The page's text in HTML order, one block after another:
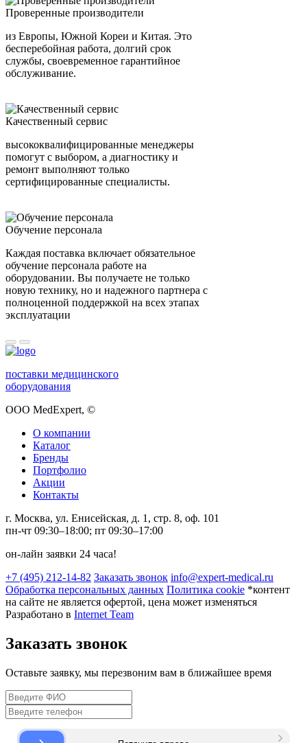
Проверенные производители
из Европы, Южной Кореи и Китая. Это
бесперебойная работа, долгий срок
службы, своевременное гарантийное
обслуживание.
Качественный сервис
высококвалифицированные менеджеры
помогут с выбором, а диагностику и
ремонт выполняют только
сертифицированные специалисты.
Обучение персонала
Каждая поставка включает обязательное
обучение персонала работе на
оборудовании. Вы получаете не только
новую технику, но и надежного партнера с
полноценной поддержкой на всех этапах
эксплуатации
поставки медицинского
оборудования
ООО MedExpert, ©
О компании
Каталог
Бренды
Портфолио
Акции
Контакты
г. Москва, ул. Енисейская, д. 1, стр. 8, оф. 101
пн-чт 09:30–18:00; пт 09:30–17:00
он-лайн заявки 24 часа!
+7 (495) 212-14-82 Заказать звонок info@expert-medical.ru
Обработка персональных данных Политика cookie *контент
на сайте не является офертой, цена может изменяться
Разработано в Internet Team
Заказать звонок
Оставьте заявку, мы перезвоним вам в ближайшее время